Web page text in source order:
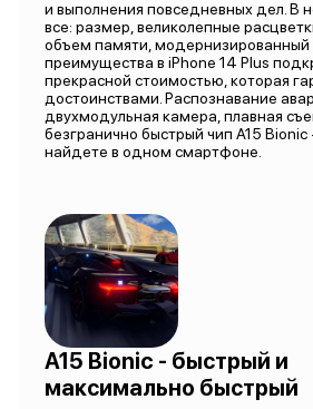
и выполнения повседневных дел. В
все: размер, великолепные
объем памяти, модернизированный
преимущества в iPhone 14 Plus
прекрасной стоимостью, которая
достоинствами. Распознавание
двухмодульная камера, плавная
безгранично быстрый чип A15 Bionic
найдете в одном смартфоне.
A15 Bionic - быстрый и
максимально быстрый